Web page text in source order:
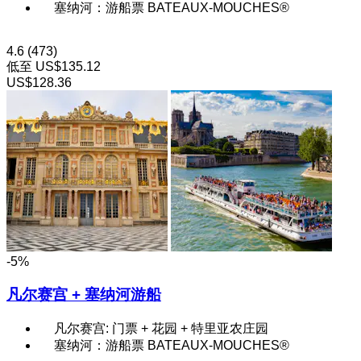
塞纳河：游船票 BATEAUX-MOUCHES®
4.6 (473)
低至 US$135.12
US$128.36
-5%
凡尔赛宫 + 塞纳河游船
凡尔赛宫: 门票 + 花园 + 特里亚农庄园
塞纳河：游船票 BATEAUX-MOUCHES®